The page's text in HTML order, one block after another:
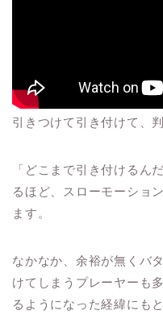
引きつけて引き付けて、
「どこまで引き付けるん
るほど、スローモーショ
ます。
なかなか、余裕が無くバ
けてしまうプレーヤーも
るようになった経緯にも